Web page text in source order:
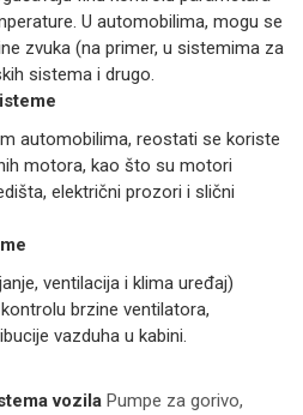
U automobilima, mogu se
zvuka (na primer, u sistemima za
sistema i drugo.
automobilima, reostati se koriste
motora, kao što su motori
električni prozori i slični
ventilacija i klima uređaj)
brzine ventilatora,
vazduha u kabini.
vozila Pumpe za gorivo,